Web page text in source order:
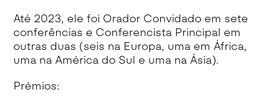
Até 2023, ele foi Orador Convidado em sete
conferências e Conferencista Principal em
outras duas (seis na Europa, uma em África,
uma na América do Sul e uma na Ásia).
Prémios: